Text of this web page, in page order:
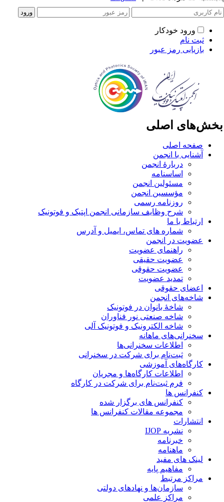
ورود خودکار
ثبت نام
بازیابی رمز عبور
اصلی
صفحه اصلی
آشنایی با انجمن
دربارۀ انجمن
اساسنامه
مسئولین انجمن
مؤسسین انجمن
روزنامه رسمی
شرح وظایف سازمانی انجمن اپتیک و فوتونیک
ارتباط با ما
شماره های تماس، ایمیل و آدرس
عضویت در انجمن
راهنمای عضویت
عضویت حقیقی
عضویت حقوقی
تمدید عضویت
اعضای حقوقی
شاخه‌های انجمن
شاخۀ بانوان در فوتونیک
شاخه صنعتی نور فناوران
شاخه‌ الکترونیک و فوتونیک آلی
سخنرانی‌های ماهانه
اطلاعات سخنرانی‌‌ها
ثبت‌نام برای شرکت در سخنرانی
کارگاه‌های آموزشی
اطلاعات کارگاه‌ها و مجریان
فرم ثبت‌نام برای شرکت در کارگاه
کنفرانس ها
کنفرانس های برگزار شده
مجموعه مقالات کنفرانس ها
انتشارات
نشریه IJOP
خبرنامه
ماهنامه
لینک های مفید
مفاهیم پایه
مراکز مرتبط
سازمان‌ها و نهادهای دولتی
مراکز علمی